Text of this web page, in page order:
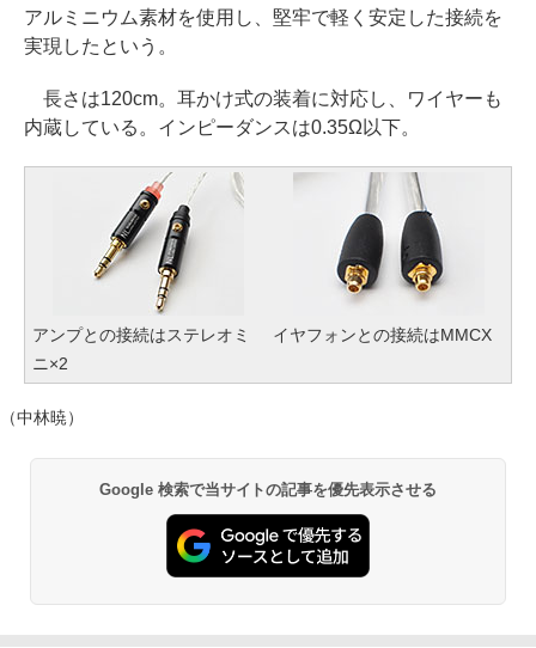
アルミニウム素材を使用し、堅牢で軽く安定した接続を
実現したという。
長さは120cm。耳かけ式の装着に対応し、ワイヤーも
内蔵している。インピーダンスは0.35Ω以下。
アンプとの接続はステレオミ
ニ×2
イヤフォンとの接続はMMCX
（中林暁）
Google 検索で当サイトの記事を優先表示させる